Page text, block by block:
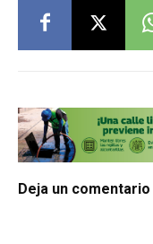
Deja un comentario